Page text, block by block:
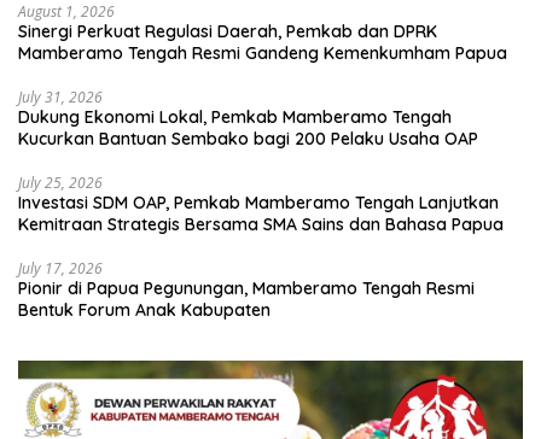
August 1, 2026
Sinergi Perkuat Regulasi Daerah, Pemkab dan DPRK
Mamberamo Tengah Resmi Gandeng Kemenkumham Papua
July 31, 2026
Dukung Ekonomi Lokal, Pemkab Mamberamo Tengah
Kucurkan Bantuan Sembako bagi 200 Pelaku Usaha OAP
July 25, 2026
Investasi SDM OAP, Pemkab Mamberamo Tengah Lanjutkan
Kemitraan Strategis Bersama SMA Sains dan Bahasa Papua
July 17, 2026
Pionir di Papua Pegunungan, Mamberamo Tengah Resmi
Bentuk Forum Anak Kabupaten